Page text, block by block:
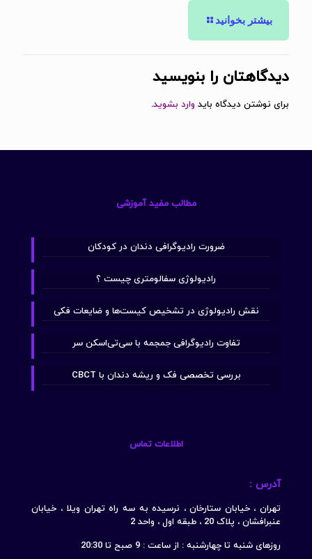
بیشتر بخوانید
دیدگاهتان را بنویسید
برای نوشتن دیدگاه باید وارد بشوید.
مطالب مفید آموزشی
ضرورت رادیوگرافی دندان در کودکان
رادیولوژی سفالومتری چیست ؟
نقش رادیولوژی در تشخیص کیست‌ها و ضایعات فکی
تفاوت رادیوگرافی جمجمه با سی‌تی‌اسکن سر
بررسی تخصصی فک و ریشه دندان با CBCT
اطلاعات تماس
آدرس :
تهران ، خیابان ستارخان ، نرسیده به سه راه تهران ویلا ، خیابان
عنبرافشان ، پلاک 20 ، طبقه اول ، واحد 2
روزهای شنبه تا چهارشنبه : از ساعت : 9 صبح تا 20:30